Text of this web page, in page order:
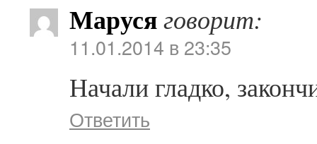
Марусяговорит:
11.01.2014 в 23:35
Начали гладко,
Ответить